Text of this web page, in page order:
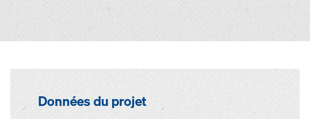
Données du projet